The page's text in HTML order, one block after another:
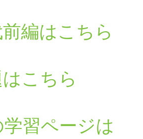
編はこちら
こちら
習ページは